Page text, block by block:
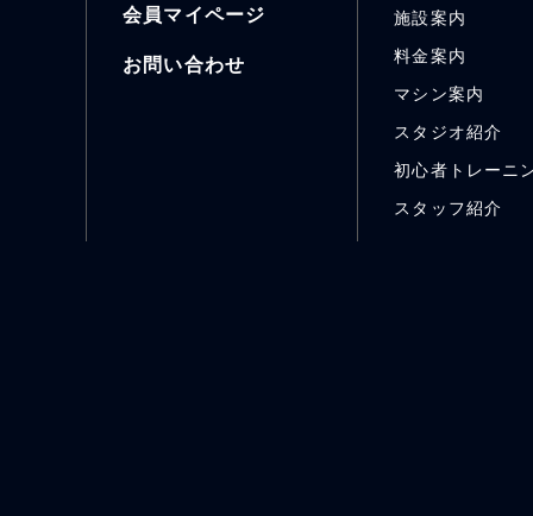
会員マイページ
お問い合わせ
施設案内
料金案内
マシン案内
スタジオ紹介
初心者トレーニ
スタッフ紹介